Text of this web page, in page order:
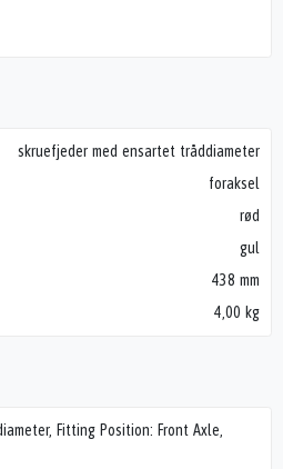
skruefjeder med ensartet tråddiameter
foraksel
rød
gul
438 mm
4,00 kg
Fitting Position: Front Axle,